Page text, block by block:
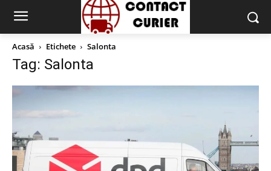
Acasă Etichete Salonta
Tag: Salonta